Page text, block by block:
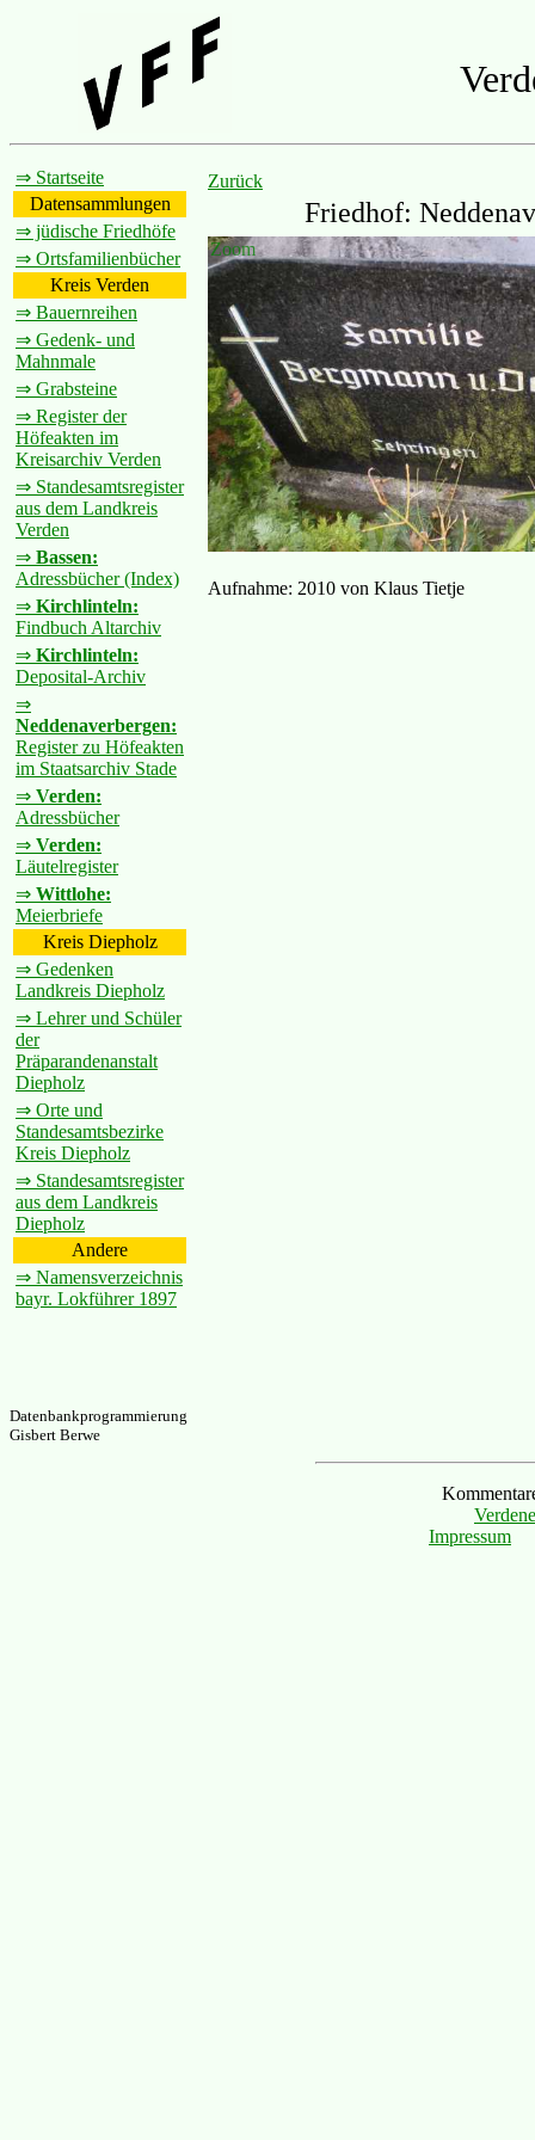
⇒ Startseite
Datensammlungen
⇒ jüdische Friedhöfe
⇒ Ortsfamilienbücher
Kreis Verden
⇒ Bauernreihen
⇒ Gedenk- und
Mahnmale
⇒ Grabsteine
⇒ Register der
Höfeakten im
Kreisarchiv Verden
⇒ Standesamtsregister
aus dem Landkreis
Verden
⇒ Bassen:
Adressbücher (Index)
⇒ Kirchlinteln:
Findbuch Altarchiv
⇒ Kirchlinteln:
Deposital-Archiv
⇒
Neddenaverbergen:
Register zu Höfeakten
im Staatsarchiv Stade
⇒ Verden:
Adressbücher
⇒ Verden:
Läutelregister
⇒ Wittlohe:
Meierbriefe
Kreis Diepholz
⇒ Gedenken
Landkreis Diepholz
⇒ Lehrer und Schüler
der
Präparandenanstalt
Diepholz
⇒ Orte und
Standesamtsbezirke
Kreis Diepholz
⇒ Standesamtsregister
aus dem Landkreis
Diepholz
Andere
⇒ Namensverzeichnis
bayr. Lokführer 1897
Zurück
Friedhof:
Zoom
Aufnahme: 2010 von Klaus Tietje
Datenbankprogrammierung
Gisbert Berwe
Impressum